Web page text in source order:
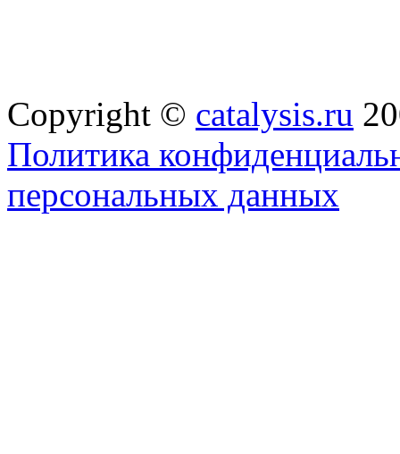
Copyright © catalysis.ru
Политика
персональных данных